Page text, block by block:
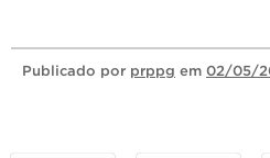
Publicado por prppg em 02/05/